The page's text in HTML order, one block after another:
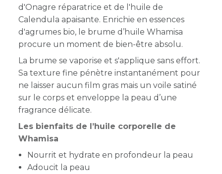
d'Onagre réparatrice et de l'huile de
Calendula apaisante. Enrichie en essences
d'agrumes bio, le brume d’huile Whamisa
procure un moment de bien-être absolu.
La brume se vaporise et s'applique sans effort.
Sa texture fine pénètre instantanément pour
ne laisser aucun film gras mais un voile satiné
sur le corps et enveloppe la peau d’une
fragrance délicate.
Les bienfaits de l’huile corporelle de
Whamisa
Nourrit et hydrate en profondeur la peau
Adoucit la peau